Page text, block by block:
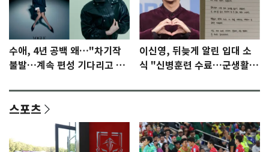
수애, 4년 공백 왜…"차기작
불발…계속 편성 기다리고 있
이신영, 뒤늦게 알린 입대 소
식 "신병훈련 수료…군생활
스포츠